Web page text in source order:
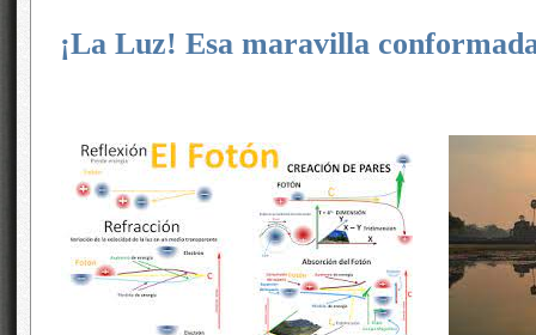
¡La Luz! Esa maravilla